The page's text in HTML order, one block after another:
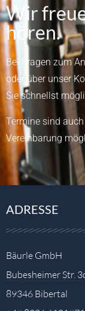
Wir
hören.
Bei Fragen zum
oder über unser
Sie schnellst
Termine sind
Vereinbarung
ADRESSE
Bäurle GmbH
Bubesheimer Str.
89346 Bibertal